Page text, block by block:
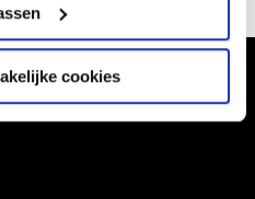
cookies